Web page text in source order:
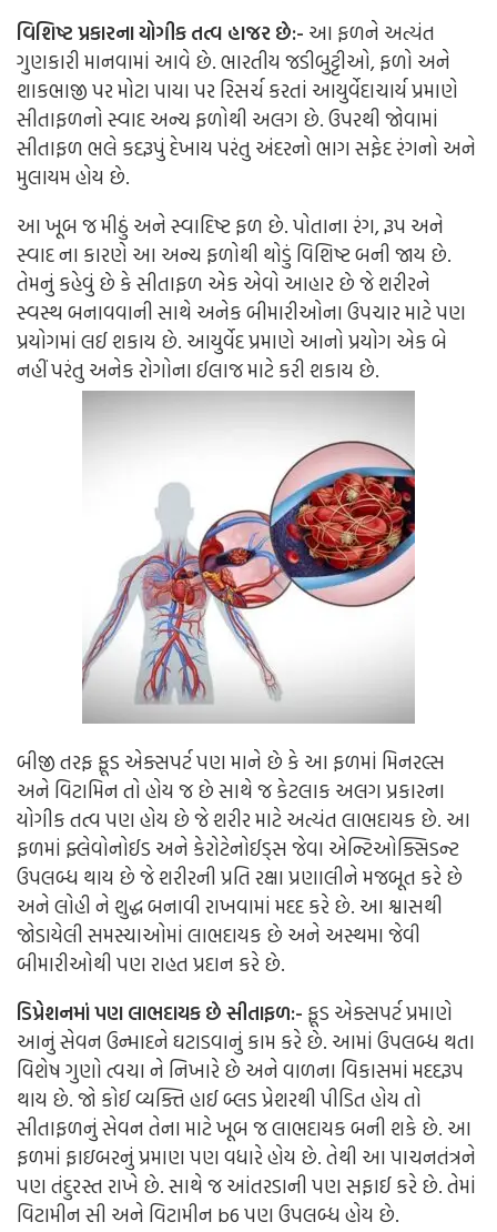
વિશિષ્ટ પ્રકારના યોગીક તત્વ હાજર છે:- આ ફળને અત્યંત
ગુણકારી માનવામાં આવે છે. ભારતીય જડીબુટ્ટીઓ, ફળો અને
શાકભાજી પર મોટા પાયા પર રિસર્ચ કરતાં આયુર્વેદાચાર્ય પ્રમાણે
સીતાફળનો સ્વાદ અન્ય ફળોથી અલગ છે. ઉપરથી જોવામાં
સીતાફળ ભલે કદરૂપું દેખાય પરંતુ અંદરનો ભાગ સફેદ રંગનો અને
મુલાયમ હોય છે.
આ ખૂબ જ મીઠું અને સ્વાદિષ્ટ ફળ છે. પોતાના રંગ, રૂપ અને
સ્વાદ ના કારણે આ અન્ય ફળોથી થોડું વિશિષ્ટ બની જાય છે.
તેમનું કહેવું છે કે સીતાફળ એક એવો આહાર છે જે શરીરને
સ્વસ્થ બનાવવાની સાથે અનેક બીમારીઓના ઉપચાર માટે પણ
પ્રયોગમાં લઈ શકાય છે. આયુર્વેદ પ્રમાણે આનો પ્રયોગ એક બે
નહીં પરંતુ અનેક રોગોના ઈલાજ માટે કરી શકાય છે.
બીજી તરફ ફૂડ એક્સપર્ટ પણ માને છે કે આ ફળમાં મિનરલ્સ
અને વિટામિન તો હોય જ છે સાથે જ કેટલાક અલગ પ્રકારના
યોગીક તત્વ પણ હોય છે જે શરીર માટે અત્યંત લાભદાયક છે. આ
ફળમાં ફ્લેવોનોઈડ અને કેરોટેનોઈડ્સ જેવા એન્ટિઓક્સિડન્ટ
ઉપલબ્ધ થાય છે જે શરીરની પ્રતિ રક્ષા પ્રણાલીને મજબૂત કરે છે
અને લોહી ને શુદ્ધ બનાવી રાખવામાં મદદ કરે છે. આ શ્વાસથી
જોડાયેલી સમસ્યાઓમાં લાભદાયક છે અને અસ્થમા જેવી
બીમારીઓથી પણ રાહત પ્રદાન કરે છે.
ડિપ્રેશનમાં પણ લાભદાયક છે સીતાફળ:- ફૂડ એક્સપર્ટ પ્રમાણે
આનું સેવન ઉન્માદને ઘટાડવાનું કામ કરે છે. આમાં ઉપલબ્ધ થતા
વિશેષ ગુણો ત્વચા ને નિખારે છે અને વાળના વિકાસમાં મદદરૂપ
થાય છે. જો કોઈ વ્યક્તિ હાઈ બ્લડ પ્રેશરથી પીડિત હોય તો
સીતાફળનું સેવન તેના માટે ખૂબ જ લાભદાયક બની શકે છે. આ
ફળમાં ફાઇબરનું પ્રમાણ પણ વધારે હોય છે. તેથી આ પાચનતંત્રને
પણ તંદુરસ્ત રાખે છે. સાથે જ આંતરડાની પણ સફાઈ કરે છે. તેમાં
વિટામીન સી અને વિટામીન b6 પણ ઉપલબ્ધ હોય છે.